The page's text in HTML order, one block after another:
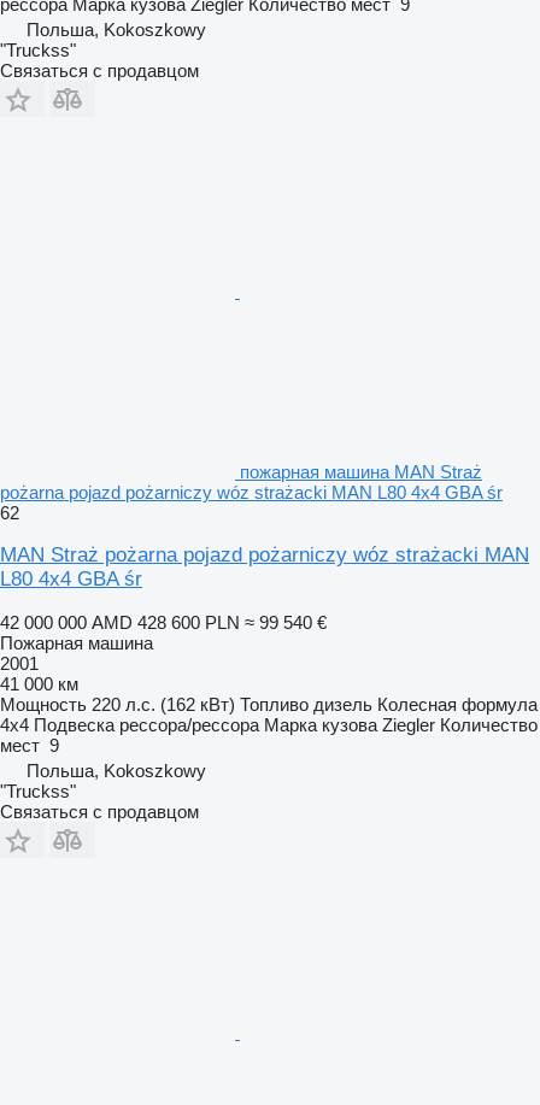
Польша, Kokoszkowy
"Truckss"
Связаться с продавцом
пожарная машина MAN Straż
pożarna pojazd pożarniczy wóz strażacki MAN L80 4x4 GBA śr
62
MAN Straż pożarna pojazd pożarniczy wóz strażacki MAN
L80 4x4 GBA śr
42 000 000 AMD 428 600 PLN ≈ 99 540 €
Пожарная машина
2001
41 000 км
Мощность 220 л.с. (162 кВт) Топливо дизель Колесная формула
4x4 Подвеска рессора/рессора Марка кузова Ziegler Количество
мест 9
Польша, Kokoszkowy
"Truckss"
Связаться с продавцом